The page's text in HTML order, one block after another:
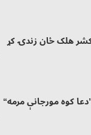
هلک ځان زندۍ کړ
مرمه”